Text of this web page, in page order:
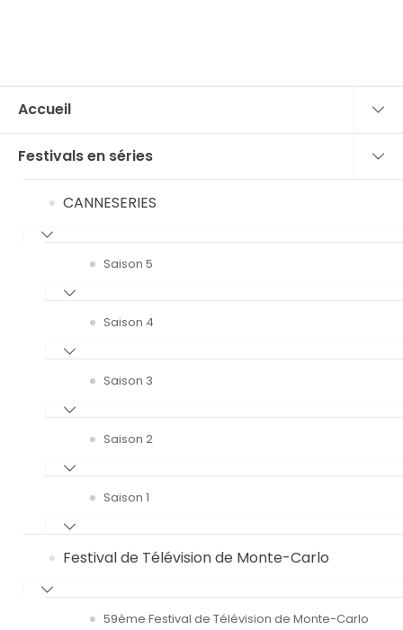
Accueil
Festivals en séries
CANNESERIES
Saison 5
Saison 4
Saison 3
Saison 2
Saison 1
Festival de Télévision de Monte-Carlo
59ème Festival de Télévision de Monte-Carlo